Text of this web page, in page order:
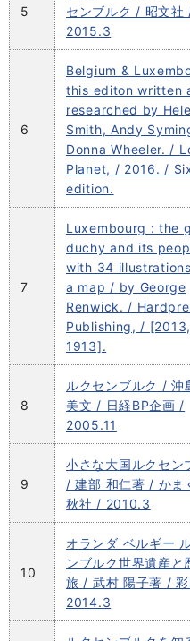
5
センブルク / 昭文社
2015.3
6
Belgium &
this editon written
researched by
Smith, Andy
Donna Wheeler. /
Planet, / 2016. /
edition.
7
Luxembourg : the
duchy and its
with 34
a map / by George
Renwick. /
Publishing, / [2013,
1913].
8
ルクセンブルク / 沖
美文 / 日経BP企画 /
2005.11
9
小さな大国ルクセン
/ 建部 和仁著 / かま
秋社 / 2010.3
10
オランダ ベルギー
ンブルク世界遺産と
旅 / 武村 陽子著 /
2014.3